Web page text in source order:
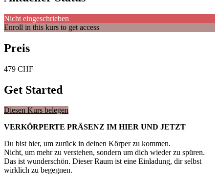
Nicht eingeschrieben
Enroll in this kurs to get access
Preis
479 CHF
Get Started
Diesen Kurs belegen
VERKÖRPERTE PRÄSENZ IM HIER UND JETZT
Du bist hier, um zurück in deinen Körper zu kommen.
Nicht, um mehr zu verstehen, sondern um dich wieder zu spüren.
Das ist wunderschön. Dieser Raum ist eine Einladung, dir selbst
wirklich zu begegnen.